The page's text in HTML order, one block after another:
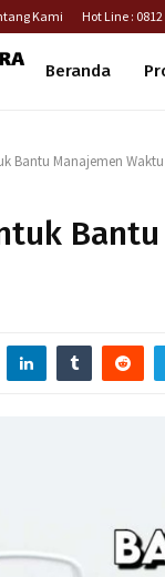
Kami Hot Line :
Beranda
Bantu Manajemen